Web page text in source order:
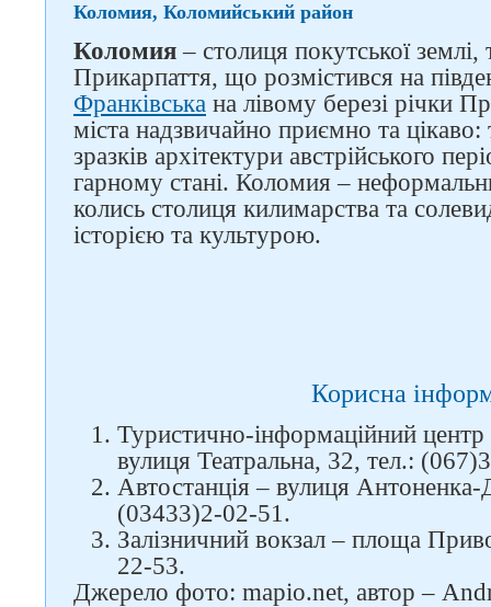
Коломия, Коломийський район
Коломия – столиця покутської
Прикарпаття, що розмістився на
Франківська на лівому березі річки
міста надзвичайно приємно та
зразків архітектури австрійського
гарному стані. Коломия –
колись столиця килимарства та
історією та культурою.
Корисна
Туристично-інформаційний
вулиця Театральна, 32, тел.:
Автостанція – вулиця
(03433)2-02-51.
Залізничний вокзал – площа
22-53.
Джерело фото: mapio.net, автор –